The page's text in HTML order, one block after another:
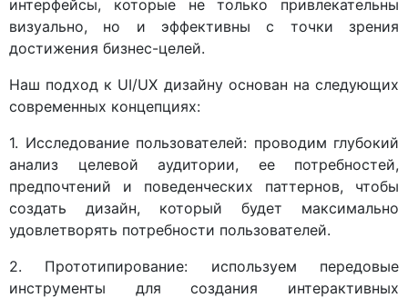
интерфейсы, которые не только привлекательны
визуально, но и эффективны с точки зрения
достижения бизнес-целей.
Наш подход к UI/UX дизайну основан на следующих
современных концепциях:
1. Исследование пользователей: проводим глубокий
анализ целевой аудитории, ее потребностей,
предпочтений и поведенческих паттернов, чтобы
создать дизайн, который будет максимально
удовлетворять потребности пользователей.
2. Прототипирование: используем передовые
инструменты для создания интерактивных